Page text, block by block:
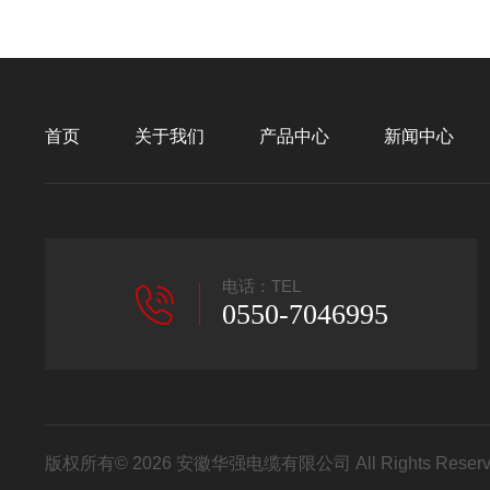
首页 关于我们 产品中心 新闻中心
电话：TEL
0550-7046995
版权所有© 2026 安徽华强电缆有限公司 All Rights